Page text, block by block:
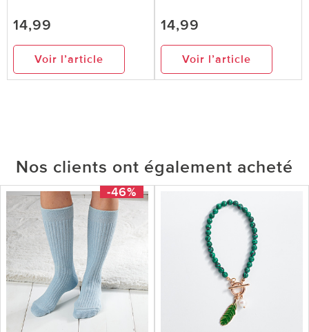
14,99
Voir l’article
14,99
Voir l’article
Nos clients ont également acheté
-46%